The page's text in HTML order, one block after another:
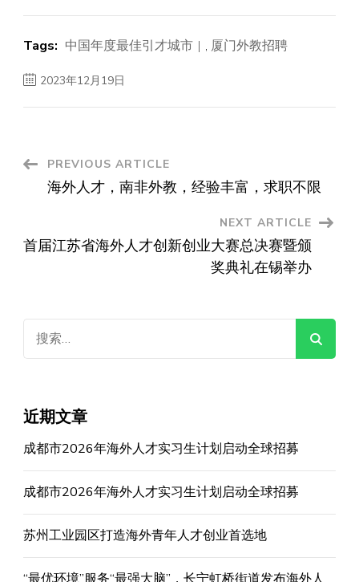
Tags: 中国年度最佳引才城市 , 厦门外教招聘
2023年12月19日
Post
Navigation
PREVIOUS ARTICLE
海外人才，南非外教，经验丰富，求职不限
NEXT ARTICLE
首届江苏省海外人才创新创业大赛总决赛暨颁
奖典礼在锡举办
索：
近期文章
成都市2026年海外人才实习生计划启动全球招募
成都市2026年海外人才实习生计划启动全球招募
苏州工业园区打造海外青年人才创业首选地